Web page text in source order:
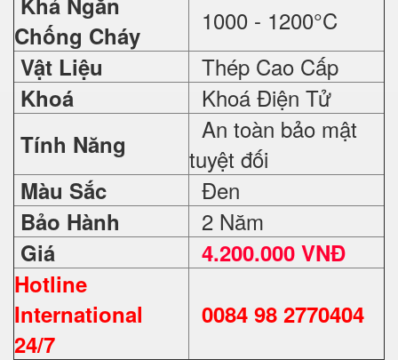
Chống Cháy
1000 - 1200°C
Vật Liệu Thép Cao Cấp
Khoá Khoá Điện Tử
Tính Năng
An toàn bảo mật
tuyệt đối
Màu Sắc Đen
Bảo Hành 2 Năm
Giá
4.200.000 VNĐ
Hotline
International
24/7
0084 98 2770404